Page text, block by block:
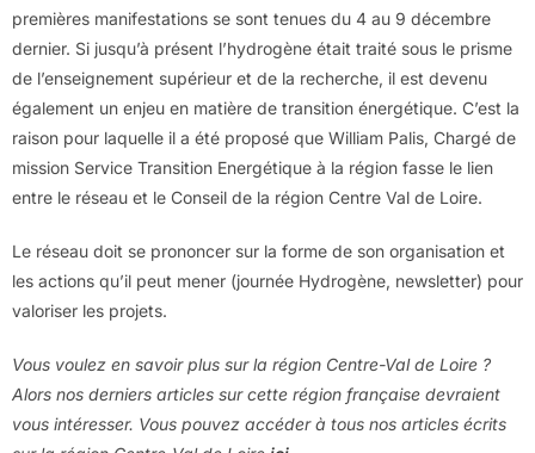
premières manifestations se sont tenues du 4 au 9 décembre
dernier. Si jusqu’à présent l’hydrogène était traité sous le prisme
de l’enseignement supérieur et de la recherche, il est devenu
également un enjeu en matière de transition énergétique. C’est la
raison pour laquelle il a été proposé que William Palis, Chargé de
mission Service Transition Energétique à la région fasse le lien
entre le réseau et le Conseil de la région Centre Val de Loire.
Le réseau doit se prononcer sur la forme de son organisation et
les actions qu’il peut mener (journée Hydrogène, newsletter) pour
valoriser les projets.
Vous voulez en savoir plus sur la région Centre-Val de Loire ?
Alors nos derniers articles sur cette région française devraient
vous intéresser. Vous pouvez accéder à tous nos articles écrits